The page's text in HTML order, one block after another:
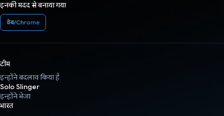
इनकी मदद से बनाया गया
वेब/Chrome
टीम
इन्होंने बदलाव किया है
Solo Slinger
इन्होंने भेजा
भारत